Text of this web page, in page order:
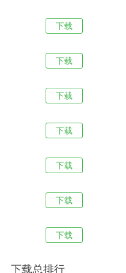
下载
下载
下载
下载
下载
下载
下载
下载总排行